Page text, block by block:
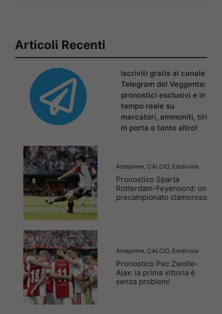
Articoli Recenti
Iscriviti gratis al canale
Telegram del Veggente:
pronostici esclusivi e in
tempo reale su
marcatori, ammoniti, tiri
in porta e tanto altro!
Anteprime CALCIO, Eredivisie
Pronostico Sparta
Rotterdam-Feyenoord: un
precampionato clamoroso
Anteprime CALCIO, Eredivisie
Pronostico Pec Zwolle-
Ajax: la prima vittoria è
senza problemi